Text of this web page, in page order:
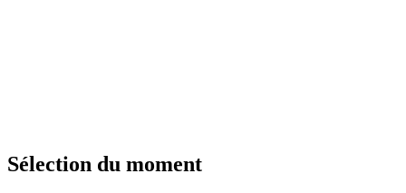
Sélection du moment